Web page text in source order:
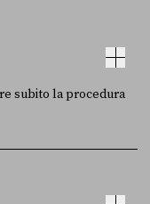
subito la procedura